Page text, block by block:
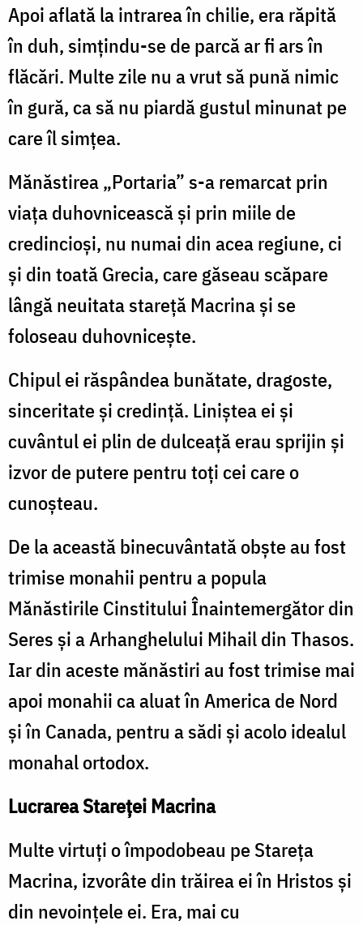
Apoi aflată la intrarea în chilie, era răpită
în duh, simţindu-se de parcă ar fi ars în
flăcări. Multe zile nu a vrut să pună nimic
în gură, ca să nu piardă gustul minunat pe
care îl simţea.
Mănăstirea „Portaria” s-a remarcat prin
viaţa duhovnicească şi prin miile de
credincioşi, nu numai din acea regiune, ci
şi din toată Grecia, care găseau scăpare
lângă neuitata stareţă Macrina şi se
foloseau duhovniceşte.
Chipul ei răspândea bunătate, dragoste,
sinceritate şi cre­dinţă. Liniştea ei şi
cuvântul ei plin de dulceaţă erau sprijin şi
izvor de putere pentru toţi cei care o
cunoşteau.
De la această binecuvântată obşte au fost
trimise monahii pentru a popula
Mănăstirile Cinstitului Înaintemergător din
Seres şi a Arhanghelului Mihail din Thasos.
Iar din aceste mănăstiri au fost trimise mai
apoi monahii ca aluat în America de Nord
şi în Canada, pentru a sădi şi acolo idealul
monahal ortodox.
Lucrarea Stareței Macrina
Multe virtuţi o împodobeau pe Stareţa
Macrina, izvorâte din trăirea ei în Hristos şi
din nevoinţele ei. Era, mai cu